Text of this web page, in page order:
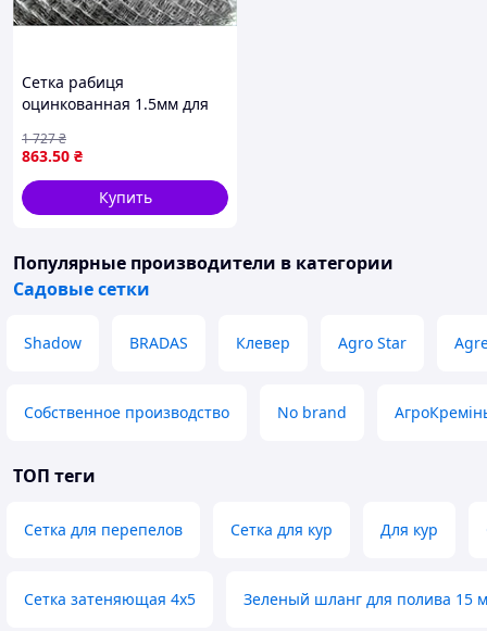
Сетка рабиця
оцинкованная 1.5мм для
птиц с ячейкой 50х50мм
длина 10м
863.50 ₴
1 727₴
Купить
Популярные производители в категории
Садовые сетки
Shadow BRADAS Клевер Agro Star
Собственное производство No brand
ТОП теги
Сетка для перепелов Сетка для кур Для кур
Сетка затеняющая 4х5 Зеленый шланг для полива 15